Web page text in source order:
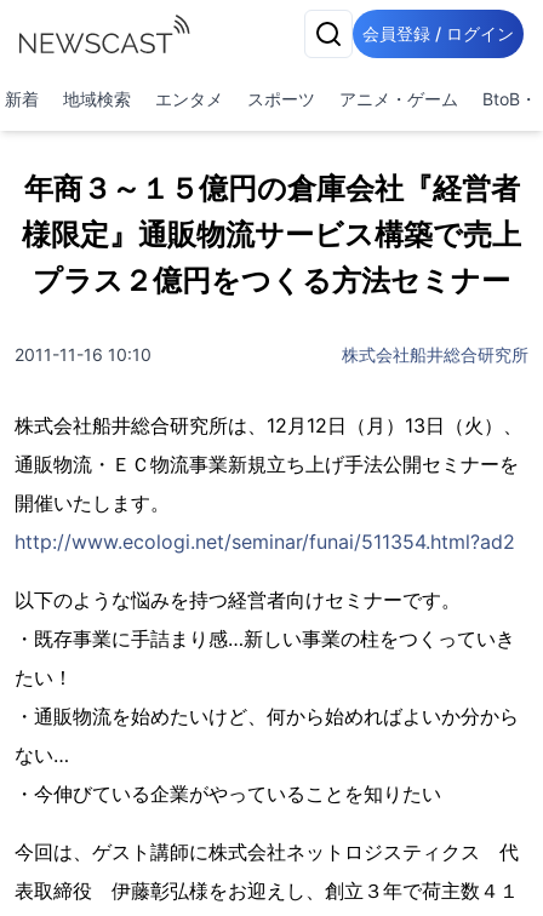
会員登録 / ログイン
新着 地域検索 エンタメ スポーツ アニメ・ゲーム BtoB・
年商３～１５億円の倉庫会社『経営者
様限定』通販物流サービス構築で売上
プラス２億円をつくる方法セミナー
2011-11-16 10:10 株式会社船井総合研究所
株式会社船井総合研究所は、12月12日（月）13日（火）、
通販物流・ＥＣ物流事業新規立ち上げ手法公開セミナーを
開催いたします。
http://www.ecologi.net/seminar/funai/511354.html?ad2
以下のような悩みを持つ経営者向けセミナーです。
・既存事業に手詰まり感…新しい事業の柱をつくっていき
たい！
・通販物流を始めたいけど、何から始めればよいか分から
ない…
・今伸びている企業がやっていることを知りたい
今回は、ゲスト講師に株式会社ネットロジスティクス 代
表取締役 伊藤彰弘様をお迎えし、創立３年で荷主数４１